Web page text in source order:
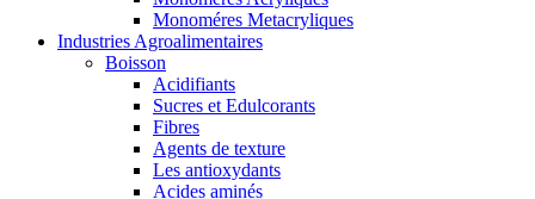
Monoméres Metacryliques
Industries Agroalimentaires
Boisson
Acidifiants
Sucres et Edulcorants
Fibres
Agents de texture
Les antioxydants
Acides aminés